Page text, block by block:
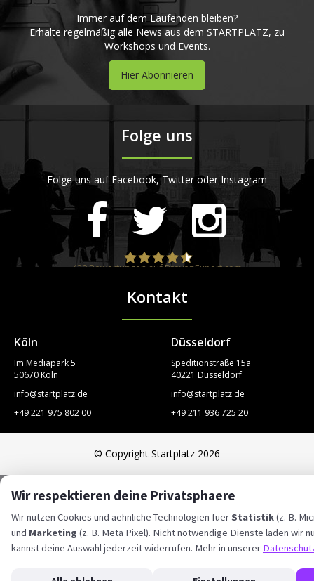
Immer auf dem Laufenden bleiben?
Erhalte regelmäßig alle News aus dem STARTPLATZ, zu
Workshops und Events.
Hier Abonnieren
Folge uns
Folge uns auf Facebook, Twitter oder Instagram
STARTPLATZ
420Bewertungen auf ProvenExpert.com
Kontakt
Köln
Im Mediapark 5
50670 Köln
info@startplatz.de
+49 221 975 802 00
Düsseldorf
Speditionstraße 15a
40221 Düsseldorf
info@startplatz.de
+49 211 936 725 20
© Copyright Startplatz 2026
Wir respektieren deine Privatsphaere
Wir nutzen Cookies und aehnliche Technologien fuerStatistik(z. B.
und Marketing (z. B. Meta Pixel). Nicht notwendige Dienste laden wir
kannst deine Auswahl jederzeit widerrufen. Mehr in unserer